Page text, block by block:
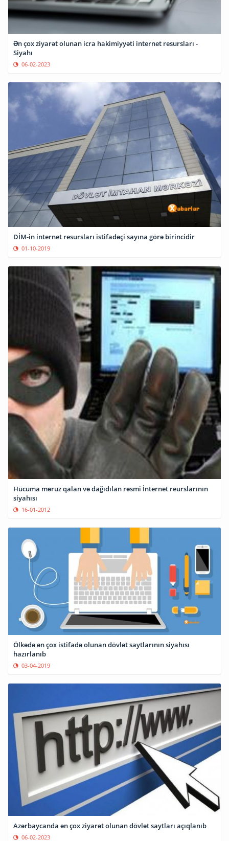
Ən çox ziyarət olunan icra hakimiyyəti internet resursları -
Siyahı
06-02-2023
DİM-in internet resursları istifadəçi sayına görə birincidir
01-10-2019
Hücuma məruz qalan və dağıdılan rəsmi İnternet reurslarının
siyahısı
16-01-2012
Ölkədə ən çox istifadə olunan dövlət saytlarının siyahısı
hazırlanıb
03-04-2019
Azərbaycanda ən çox ziyarət olunan dövlət saytları açıqlanıb
06-02-2023